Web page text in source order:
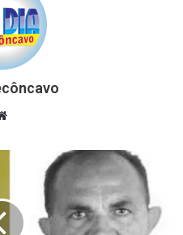
Website